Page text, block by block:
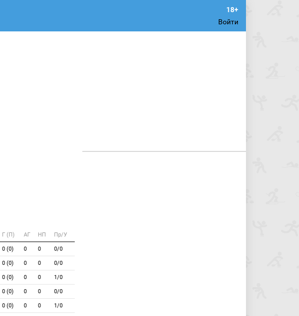
Войти
Г (П) АГ НП Пр/У
0 (0) 0 0 0/0
0 (0) 0 0 0/0
0 (0) 0 0 1/0
0 (0) 0 0 0/0
0 (0) 0 0 1/0